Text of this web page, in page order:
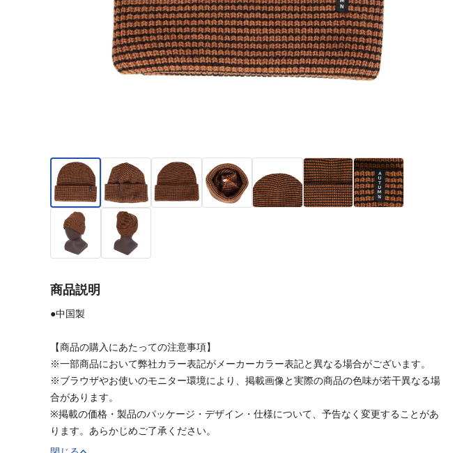
商品説明
●中国製
【商品の購入にあたっての注意事項】
※一部商品において弊社カラー表記がメーカーカラー表記と異なる場合がございます。
※ブラウザやお使いのモニター環境により、掲載画像と実際の商品の色味が若干異なる場
合があります。
※掲載の価格・製品のパッケージ・デザイン・仕様について、予告なく変更することがあ
ります。あらかじめご了承ください。